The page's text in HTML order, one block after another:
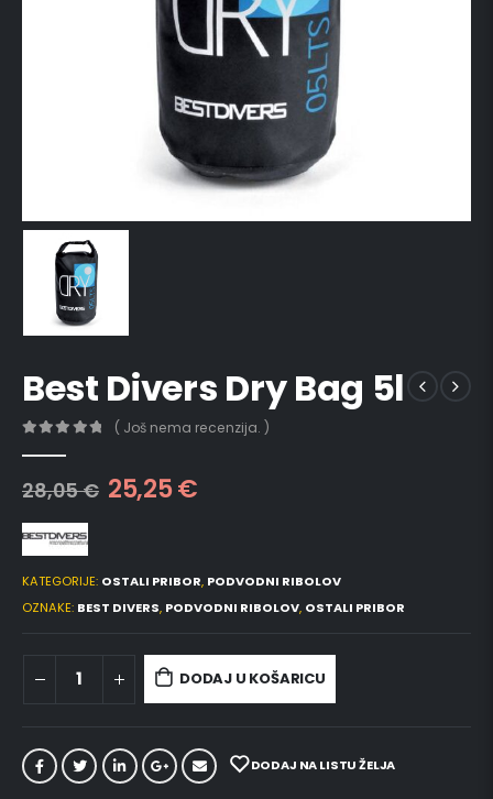
Best Divers Dry Bag 5l
( Još nema recenzija. )
28,05€ 25,25€
KATEGORIJE: OSTALI PRIBOR, PODVODNI RIBOLOV
OZNAKE: BEST DIVERS, PODVODNI RIBOLOV, OSTALI PRIBOR
DODAJ U KOŠARICU
DODAJ NA LISTU ŽELJA